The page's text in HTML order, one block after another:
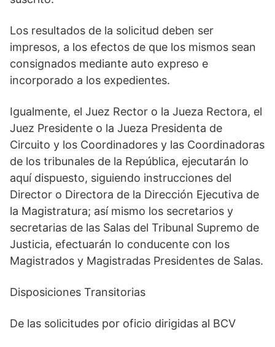
Los resultados de la solicitud deben ser
impresos, a los efectos de que los mismos sean
consignados mediante auto expreso e
incorporado a los expedientes.
Igualmente, el Juez Rector o la Jueza Rectora, el
Juez Presidente o la Jueza Presidenta de
Circuito y los Coordinadores y las Coordinadoras
de los tribunales de la República, ejecutarán lo
aquí dispuesto, siguiendo instrucciones del
Director o Directora de la Dirección Ejecutiva de
la Magistratura; así mismo los secretarios y
secretarias de las Salas del Tribunal Supremo de
Justicia, efectuarán lo conducente con los
Magistrados y Magistradas Presidentes de Salas.
Disposiciones Transitorias
De las solicitudes por oficio dirigidas al BCV